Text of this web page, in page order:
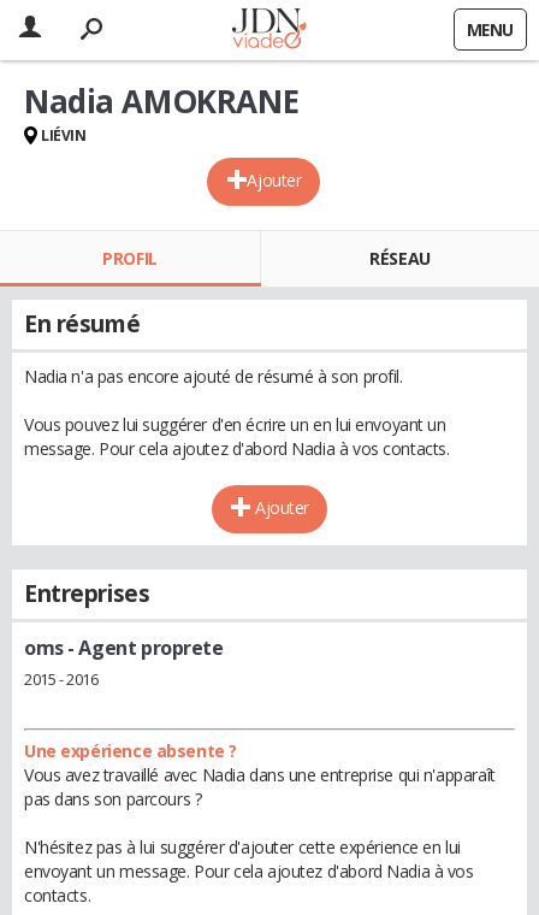
MENU
Ajouter
Nadia AMOKRANE
LIÉVIN
PROFIL RÉSEAU
En résumé
Nadia n'a pas encore ajouté de résumé à son profil.
Vous pouvez lui suggérer d'en écrire un en lui envoyant un
message. Pour cela ajoutez d'abord Nadia à vos contacts.
Ajouter
Entreprises
oms- Agent proprete
2015 - 2016
Une expérience absente ?
Vous avez travaillé avec Nadia dans une entreprise qui n'apparaît
pas dans son parcours ?
N'hésitez pas à lui suggérer d'ajouter cette expérience en lui
envoyant un message. Pour cela ajoutez d'abord Nadia à vos
contacts.